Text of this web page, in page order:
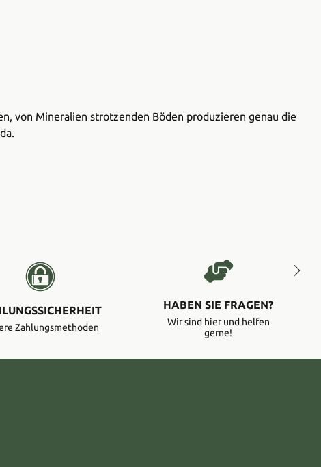
von Mineralien strotzenden Böden produzieren genau die
Zahlungsmethoden
HABEN SIE FRAGEN?
Wir sind hier und helfen
gerne!